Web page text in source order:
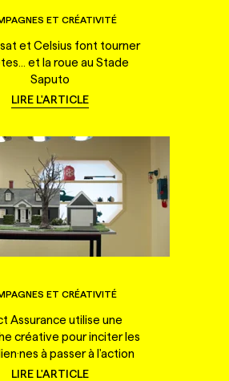
ET CRÉATIVITÉ
et Celsius font tourner
et la roue au Stade
Saputo
LIRE L'ARTICLE
ET CRÉATIVITÉ
Assurance utilise une
créative pour inciter les
à passer à l'action
LIRE L'ARTICLE